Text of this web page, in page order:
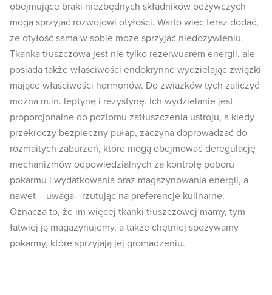
obejmujące braki niezbędnych składników odżywczych
mogą sprzyjać rozwojowi otyłości. Warto więc teraz dodać,
że otyłość sama w sobie może sprzyjać niedożywieniu.
Tkanka tłuszczowa jest nie tylko rezerwuarem energii, ale
posiada także właściwości endokrynne wydzielając związki
mające właściwości hormonów. Do związków tych zaliczyć
można m.in. leptynę i rezystynę. Ich wydzielanie jest
proporcjonalne do poziomu zatłuszczenia ustroju, a kiedy
przekroczy bezpieczny pułap, zaczyna doprowadzać do
rozmaitych zaburzeń, które mogą obejmować deregulację
mechanizmów odpowiedzialnych za kontrolę poboru
pokarmu i wydatkowania oraz magazynowania energii, a
nawet – uwaga - rzutując na preferencje kulinarne.
Oznacza to, że im więcej tkanki tłuszczowej mamy, tym
łatwiej ją magazynujemy, a także chętniej spożywamy
pokarmy, które sprzyjają jej gromadzeniu.